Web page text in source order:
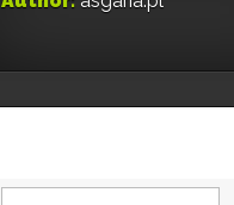
Szukaj: